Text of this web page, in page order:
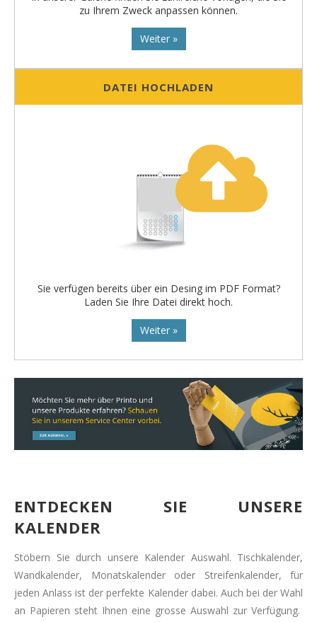
zu Ihrem Zweck anpassen können.
Weiter »
DATEI HOCHLADEN
Sie verfügen bereits über ein Desing im PDF Format?
Laden Sie Ihre Datei direkt hoch.
Weiter »
ENTDECKEN SIE UNSERE
KALENDER
Stöbern Sie durch unsere Kalender Auswahl. Tischkalender,
Wandkalender, Monatskalender oder Streifenkalender, für
jeden Anlass ist der perfekte Kalender dabei. Auch bei der Wahl
an Papieren steht Ihnen eine grosse Auswahl zur Verfügung.